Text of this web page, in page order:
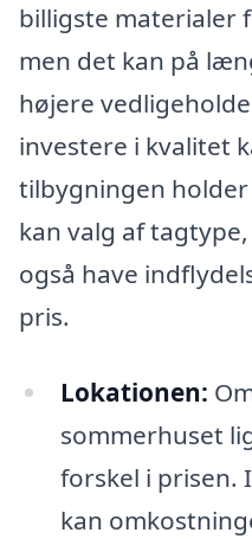
billigste materialer
men det kan på
højere
investere i kvalitet
tilbygningen
kan valg af
også have
pris.
Lokationen:
sommerhuset
forskel i
kan